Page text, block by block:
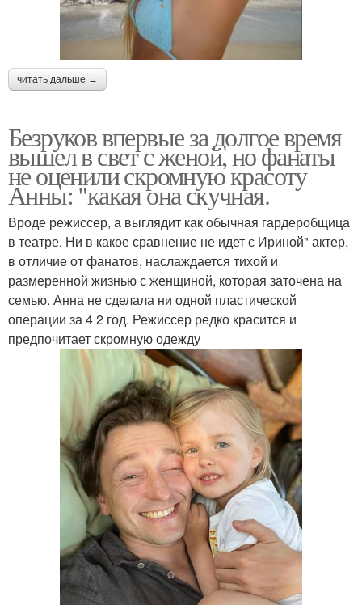
читать дальше →
Безруков впервые за долгое время
вышел в свет с женой, но фанаты
не оценили скромную красоту
Анны: "какая она скучная.
Вроде режиссер, а выглядит как обычная гардеробщица
в театре. Ни в какое сравнение не идет с Ириной" актер,
в отличие от фанатов, наслаждается тихой и
размеренной жизнью с женщиной, которая заточена на
семью. Анна не сделала ни одной пластической
операции за 4 2 год. Режиссер редко красится и
предпочитает скромную одежду